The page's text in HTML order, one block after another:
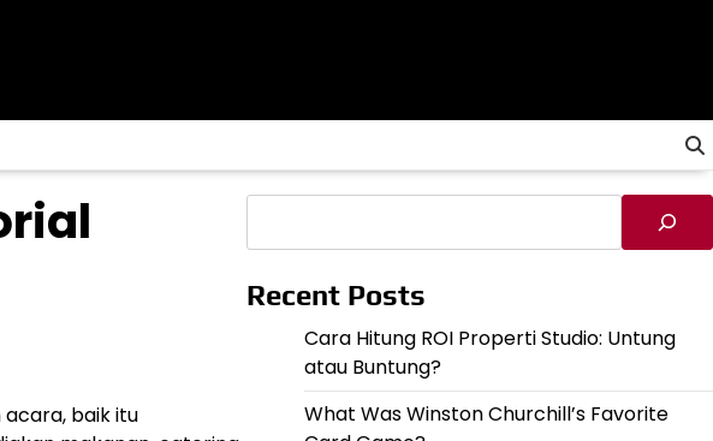
baik itu
Recent Posts
Cara Hitung ROI Properti Studio: Untung
atau Buntung?
What Was Winston Churchill’s Favorite